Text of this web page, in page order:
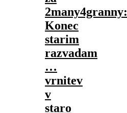
2many4granny:
Konec
starim
razvadam
…
vrnitev
v
staro